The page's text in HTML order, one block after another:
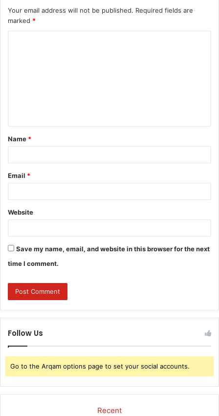
Your email address will not be published. Required fields are
marked *
t
*
Name *
Email *
Website
Save my name, email, and website in this browser for the next
time I comment.
Follow Us
Go to the Arqam options page to set your social accounts.
Recent